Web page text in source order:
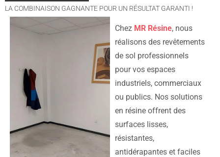
LA COMBINAISON GAGNANTE POUR UN RÉSULTAT GARANTI !
Chez MR Résine, nous
réalisons des revêtements
de sol professionnels
pour vos espaces
industriels, commerciaux
ou publics. Nos solutions
en résine offrent des
surfaces lisses,
résistantes,
antidérapantes et faciles